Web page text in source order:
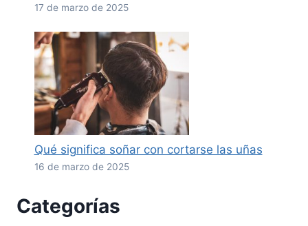
17 de marzo de 2025
Qué significa soñar con cortarse las uñas
16 de marzo de 2025
Categorías